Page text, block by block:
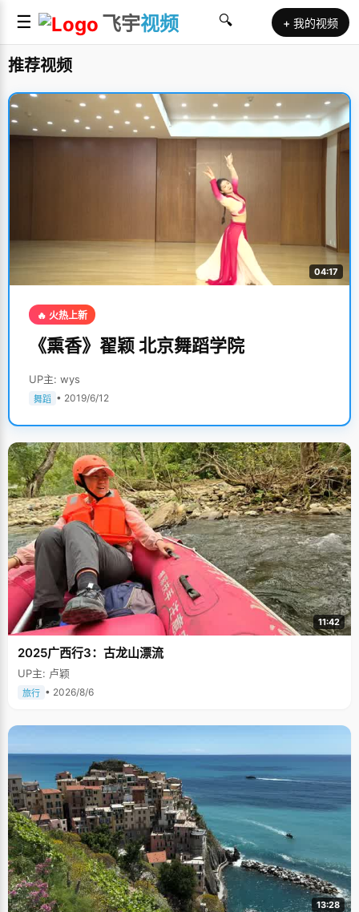
☰ 飞宇视频 🔍 + 我的视频
推荐视频
04:17
🔥 火热上新
《熏香》翟颖 北京舞蹈学院
UP主: wys
舞蹈 • 2019/6/12
11:42
2025广西行3：古龙山漂流
UP主: 卢颖
旅行 • 2026/8/6
13:28